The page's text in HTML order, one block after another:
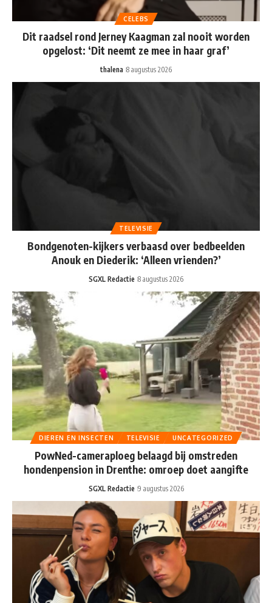
CELEBS
Dit raadsel rond Jerney Kaagman zal nooit worden
opgelost: ‘Dit neemt ze mee in haar graf’
thalena 8 augustus 2026
TELEVISIE
Bondgenoten-kijkers verbaasd over bedbeelden
Anouk en Diederik: ‘Alleen vrienden?’
SGXL Redactie 8 augustus 2026
DIEREN EN INSECTEN TELEVISIE UNCATEGORIZED
PowNed-cameraploeg belaagd bij omstreden
hondenpension in Drenthe: omroep doet aangifte
SGXL Redactie 9 augustus 2026